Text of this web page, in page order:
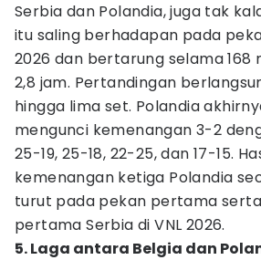
Serbia dan Polandia, juga tak
itu saling berhadapan pada
2026 dan bertarung selama 168
2,8 jam. Pertandingan
hingga lima set. Polandia
mengunci kemenangan 3-2
25-19, 25-18, 22-25, dan 17-15.
kemenangan ketiga Polandia
turut pada pekan pertama
pertama Serbia di VNL 2026.
5. Laga antara Belgia dan